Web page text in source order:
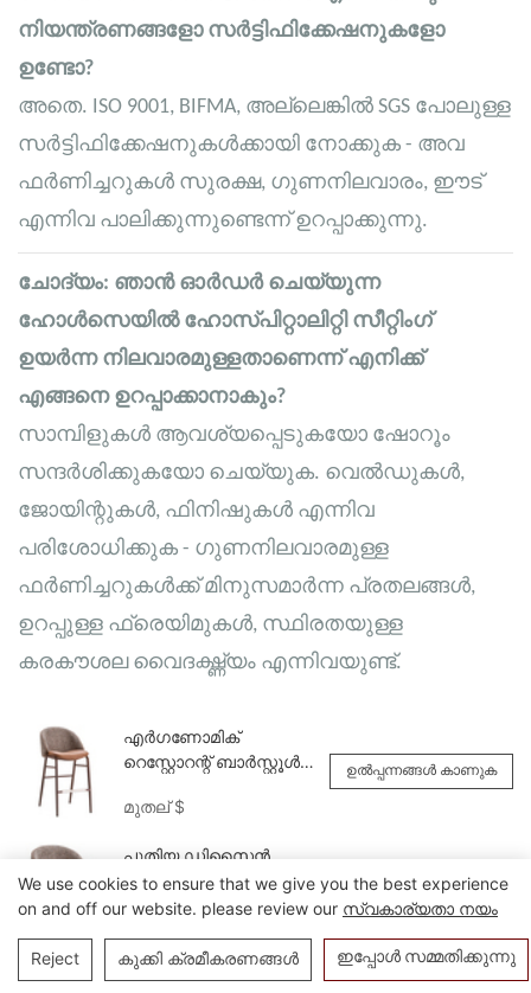
നിയന്ത്രണങ്ങളോ സർട്ടിഫിക്കേഷനുകളോ
ഉണ്ടോ?
അതെ. ISO 9001, BIFMA, അല്ലെങ്കിൽ SGS പോലുള്ള
സർട്ടിഫിക്കേഷനുകൾക്കായി നോക്കുക - അവ
ഫർണിച്ചറുകൾ സുരക്ഷ, ഗുണനിലവാരം, ഈട്
എന്നിവ പാലിക്കുന്നുണ്ടെന്ന് ഉറപ്പാക്കുന്നു.
ചോദ്യം: ഞാൻ ഓർഡർ ചെയ്യുന്ന
ഹോൾസെയിൽ ഹോസ്പിറ്റാലിറ്റി സീറ്റിംഗ്
ഉയർന്ന നിലവാരമുള്ളതാണെന്ന് എനിക്ക്
എങ്ങനെ ഉറപ്പാക്കാനാകും?
സാമ്പിളുകൾ ആവശ്യപ്പെടുകയോ ഷോറൂം
സന്ദർശിക്കുകയോ ചെയ്യുക. വെൽഡുകൾ,
ജോയിന്റുകൾ, ഫിനിഷുകൾ എന്നിവ
പരിശോധിക്കുക - ഗുണനിലവാരമുള്ള
ഫർണിച്ചറുകൾക്ക് മിനുസമാർന്ന പ്രതലങ്ങൾ,
ഉറപ്പുള്ള ഫ്രെയിമുകൾ, സ്ഥിരതയുള്ള
കരകൗശല വൈദഗ്ദ്ധ്യം എന്നിവയുണ്ട്.
എർഗണോമിക്
റെസ്റ്റോറന്റ് ബാർസ്റ്റൂൾ
YG7316 Yumeya
മുതല്$
ഉൽപ്പന്നങ്ങൾ കാണുക
പുതിയ ഡിസൈൻ
ചെയ്ത വുഡ് ഗ്രെയിൻ
മെറ്റൽ ബൾക്ക്
YQF2113 Yumeya
ഉൽപ്പന്നങ്ങൾ കാണുക
വളഞ്ഞ ബാക്ക്റെസ്റ്റ്
We use cookies to ensure that we give you the best experience
on and off our website. please review our സ്വകാര്യതാ നയം
Reject കുക്കി ക്രമീകരണങ്ങൾ ഇപ്പോൾ സമ്മതിക്കുന്നു